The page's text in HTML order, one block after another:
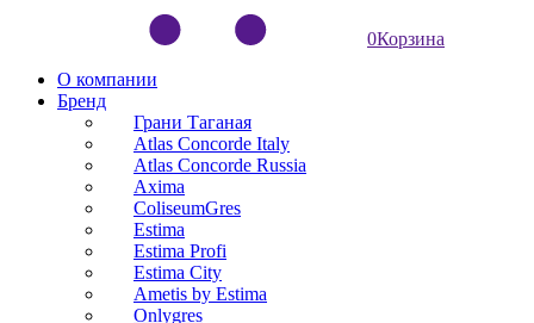
0Корзина
О компании
Бренд
Грани Таганая
Atlas Concorde Italy
Atlas Concorde Russia
Axima
ColiseumGres
Estima
Estima Profi
Estima City
Ametis by Estima
Onlygres